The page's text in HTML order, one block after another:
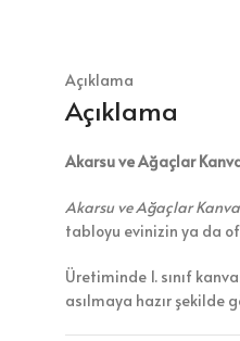
Açıklama
Açıklama
Akarsu ve Ağaçlar
Akarsu ve Ağaçlar
tabloyu evinizin ya da
Üretiminde 1. sınıf
asılmaya hazır şekilde